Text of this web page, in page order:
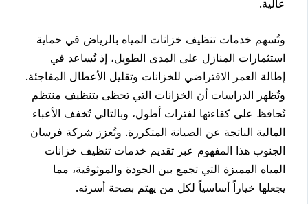
عالية.
وتُسهم خدمات تنظيف خزانات المياه بالرياض في حماية
استثمارات المنازل على المدى الطويل، إذ تُساعد في
إطالة العمر الافتراضي للخزانات وتقليل الأعطال المفاجئة.
وتُظهر الدراسات أن الخزانات التي تحظى بتنظيف منتظم
تُحافظ على كفاءتها لفترات أطول، وبالتالي تُخفف الأعباء
المالية الناتجة عن الصيانة المتكررة. وتُعزز شركة فرسان
الجنوب هذا المفهوم عبر تقديم خدمات تنظيف خزانات
المياه المميزة التي تجمع بين الجودة والموثوقية، مما
يجعلها خياراً أساسياً لكل من يهتم بصحة أسرته.